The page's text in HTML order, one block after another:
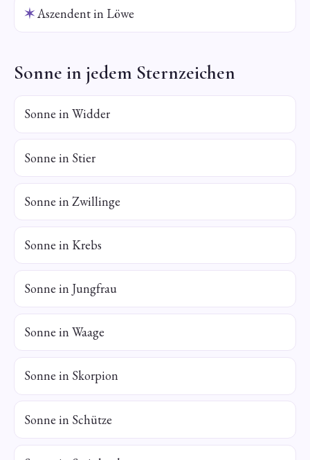
✶Aszendent in Löwe
Sonne in jedem Sternzeichen
Sonne in Widder
Sonne in Stier
Sonne in Zwillinge
Sonne in Krebs
Sonne in Jungfrau
Sonne in Waage
Sonne in Skorpion
Sonne in Schütze